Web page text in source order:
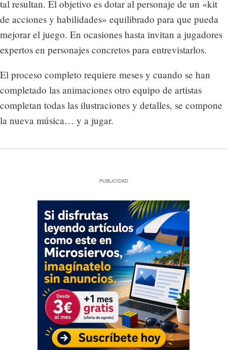
tal resultan. El objetivo es dotar al personaje de un «kit
de acciones y habilidades» equilibrado para que pueda
mejorar el juego. En ocasiones hasta invitan a jugadores
expertos en personajes concretos para entrevistarlos.
El proceso completo requiere meses y cuando se han
completado las animaciones otro equipo de artistas
completan todas las ilustraciones y detalles, se compone
la nueva música… y a jugar.
PUBLICIDAD